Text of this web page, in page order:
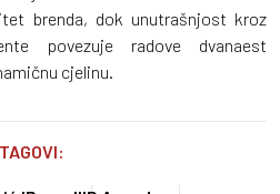
brenda, dok unutrašnjost kroz
povezuje radove dvanaest
cjelinu.
TAGOVI: